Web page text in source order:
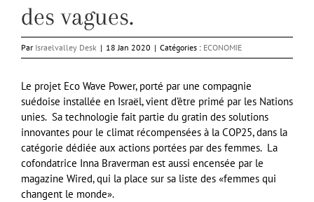
des vagues.
Par Israelvalley Desk | 18 Jan 2020 | Catégories : ECONOMIE
Le projet Eco Wave Power, porté par une compagnie
suédoise installée en Israël, vient d’être primé par les Nations
unies. Sa technologie fait partie du gratin des solutions
innovantes pour le climat récompensées à la COP25, dans la
catégorie dédiée aux actions portées par des femmes. La
cofondatrice Inna Braverman est aussi encensée par le
magazine Wired, qui la place sur sa liste des «femmes qui
changent le monde».